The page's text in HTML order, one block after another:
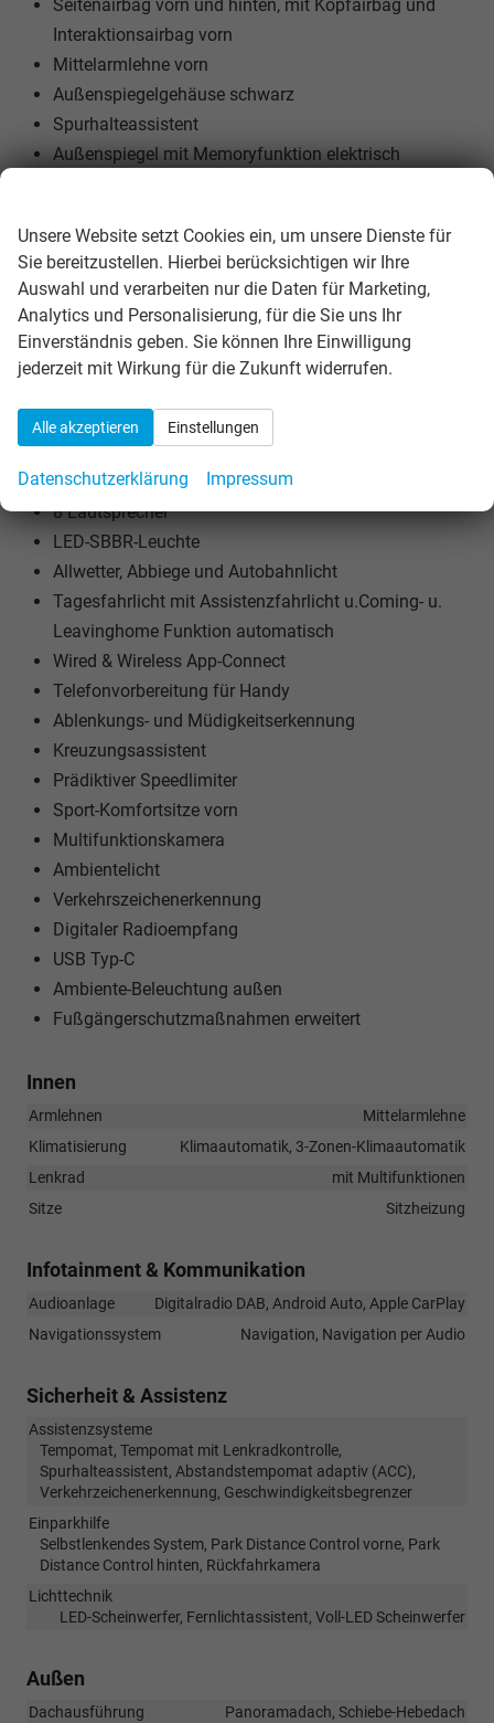
Seitenairbag vorn und hinten, mit Kopfairbag und
Interaktionsairbag vorn
Mittelarmlehne vorn
Außenspiegelgehäuse schwarz
Spurhalteassistent
Außenspiegel mit Memoryfunktion elektrisch
Ausstiegswarner
12 Volt-Steckdose
Start/Stopp-Anlage mit Rekuperation
Navigationssystem-Vorbereitung
Leuchtweitenregulierung, autom/dynamisch
Front Assist
Licht/Regensensor
8 Lautsprecher
LED-SBBR-Leuchte
Allwetter, Abbiege und Autobahnlicht
Tagesfahrlicht mit Assistenzfahrlicht u.Coming- u.
Leavinghome Funktion automatisch
Wired & Wireless App-Connect
Telefonvorbereitung für Handy
Ablenkungs- und Müdigkeitserkennung
Kreuzungsassistent
Prädiktiver Speedlimiter
Sport-Komfortsitze vorn
Multifunktionskamera
Ambientelicht
Verkehrszeichenerkennung
Digitaler Radioempfang
USB Typ-C
Ambiente-Beleuchtung außen
Fußgängerschutzmaßnahmen erweitert
Innen
Armlehnen
Mittelarmlehne
Klimatisierung
Klimaautomatik, 3-Zonen-Klimaautomatik
Lenkrad
mit Multifunktionen
Sitze
Sitzheizung
Infotainment & Kommunikation
Audioanlage
Digitalradio DAB, Android Auto, Apple CarPlay
Navigationssystem
Navigation, Navigation per Audio
Sicherheit & Assistenz
Assistenzsysteme
Tempomat, Tempomat mit Lenkradkontrolle,
Spurhalteassistent, Abstandstempomat adaptiv (ACC),
Verkehrzeichenerkennung, Geschwindigkeitsbegrenzer
Einparkhilfe
Selbstlenkendes System, Park Distance Control vorne, Park
Distance Control hinten, Rückfahrkamera
Lichttechnik
LED-Scheinwerfer, Fernlichtassistent, Voll-LED Scheinwerfer
Außen
Dachausführung
Panoramadach, Schiebe-Hebedach
Unsere Website setzt Cookies ein, um unsere Dienste für
Sie bereitzustellen. Hierbei berücksichtigen wir Ihre
Auswahl und verarbeiten nur die Daten für Marketing,
Analytics und Personalisierung, für die Sie uns Ihr
Einverständnis geben. Sie können Ihre Einwilligung
jederzeit mit Wirkung für die Zukunft widerrufen.
Alle akzeptieren Einstellungen
Datenschutzerklärung Impressum